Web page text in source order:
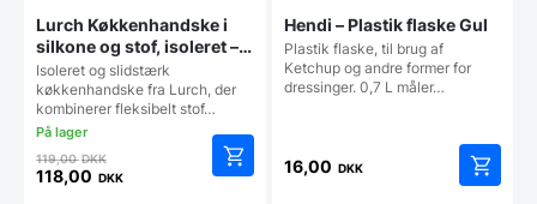
Lurch Køkkenhandske i
silkone og stof, isoleret –
TOPKVALITET
Isoleret og slidstærk
køkkenhandske fra Lurch, der
kombinerer fleksibelt stof…
119,00DKKDen
oprindelige
118,00 DKK
Hendi – Plastik flaske Gul
Plastik flaske, til brug af
Ketchup og andre former for
dressinger. 0,7 L måler…
16,00 DKK